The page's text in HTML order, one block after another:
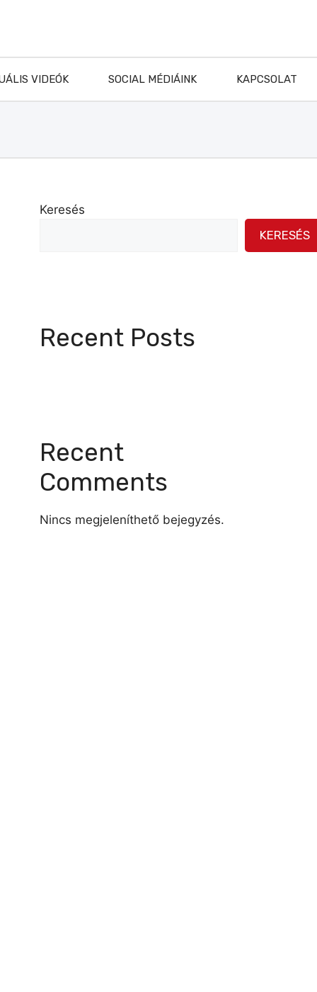
VIDEÓK SOCIAL MÉDIÁINK KAPCSOLAT
Keresés
KERESÉS
Recent Posts
Recent
Comments
Nincs megjeleníthető bejegyzés.